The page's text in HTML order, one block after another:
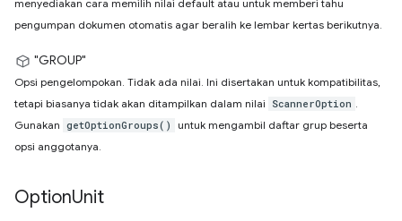
menyediakan cara memilih nilai default atau untuk memberi tahu
pengumpan dokumen otomatis agar beralih ke lembar kertas berikutnya.
"GROUP"
Opsi pengelompokan. Tidak ada nilai. Ini disertakan untuk kompatibilitas,
tetapi biasanya tidak akan ditampilkan dalam nilai
ScannerOption .
Gunakan getOptionGroups()
untuk mengambil daftar grup beserta
opsi anggotanya.
OptionUnit